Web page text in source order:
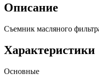
Описание
Съемник масляного
Характеристики
Основные